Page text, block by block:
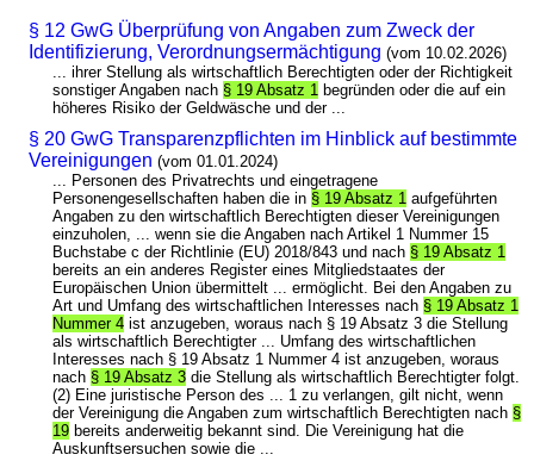
§ 12 GwG Überprüfung von Angaben zum Zweck der
Identifizierung, Verordnungsermächtigung (vom 10.02.2026)
... ihrer Stellung als wirtschaftlich Berechtigten oder der Richtigkeit
sonstiger Angaben nach § 19 Absatz 1 begründen oder die auf ein
höheres Risiko der Geldwäsche und der ...
§ 20 GwG Transparenzpflichten im Hinblick auf bestimmte
Vereinigungen (vom 01.01.2024)
... Personen des Privatrechts und eingetragene
Personengesellschaften haben die in § 19 Absatz 1 aufgeführten
Angaben zu den wirtschaftlich Berechtigten dieser Vereinigungen
einzuholen, ... wenn sie die Angaben nach Artikel 1 Nummer 15
Buchstabe c der Richtlinie (EU) 2018/843 und nach § 19 Absatz 1
bereits an ein anderes Register eines Mitgliedstaates der
Europäischen Union übermittelt ... ermöglicht. Bei den Angaben zu
Art und Umfang des wirtschaftlichen Interesses nach § 19 Absatz 1
Nummer 4 ist anzugeben, woraus nach § 19 Absatz 3 die Stellung
als wirtschaftlich Berechtigter ... Umfang des wirtschaftlichen
Interesses nach § 19 Absatz 1 Nummer 4 ist anzugeben, woraus
nach § 19 Absatz 3 die Stellung als wirtschaftlich Berechtigter folgt.
(2) Eine juristische Person des ... 1 zu verlangen, gilt nicht, wenn
der Vereinigung die Angaben zum wirtschaftlich Berechtigten nach §
19 bereits anderweitig bekannt sind. Die Vereinigung hat die
Auskunftsersuchen sowie die ...